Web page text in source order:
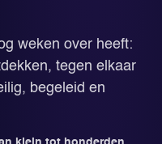
weken over heeft:
tegen elkaar
begeleid en